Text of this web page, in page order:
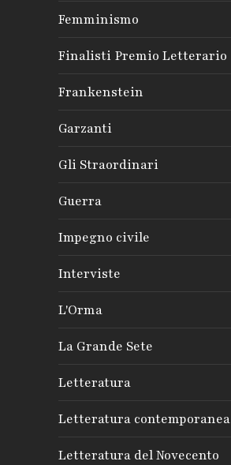
Femminismo
Finalisti Premio Letterario
Frankenstein
Garzanti
Gli Straordinari
Guerra
Impegno civile
Interviste
L'Orma
La Grande Sete
Letteratura
Letteratura contemporanea
Letteratura del Novecento